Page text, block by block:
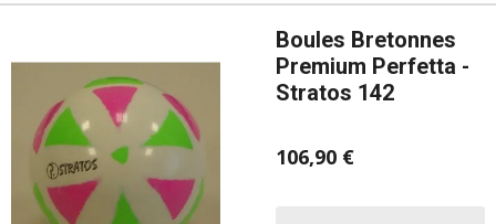
Boules Bretonnes
Premium Perfetta -
Stratos 142
106,90 €